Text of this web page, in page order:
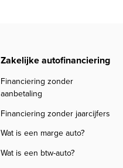
Zakelijke autofinanciering
Financiering zonder
aanbetaling
Financiering zonder jaarcijfers
Wat is een marge auto?
Wat is een btw-auto?